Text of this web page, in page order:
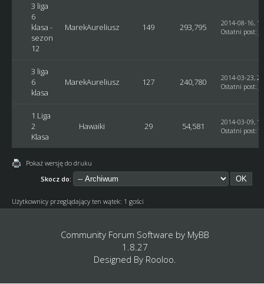
3 liga
6
klasa -
sezon
12
MarekAureliusz 149 293,795
2014-08-16,
Ostatni post:
3 liga
6
klasa
MarekAureliusz 127 240,780
2014-03-23,
Ostatni post:
1 Liga
2
Klasa
Hawaiki 29 54,581
2014-03-09,
Ostatni post:
Pokaż wersję do druku
Skocz do:
Użytkownicy przeglądający ten wątek: 1 gości
Community Forum Software by MyBB
1.8.27
Designed By Rooloo.